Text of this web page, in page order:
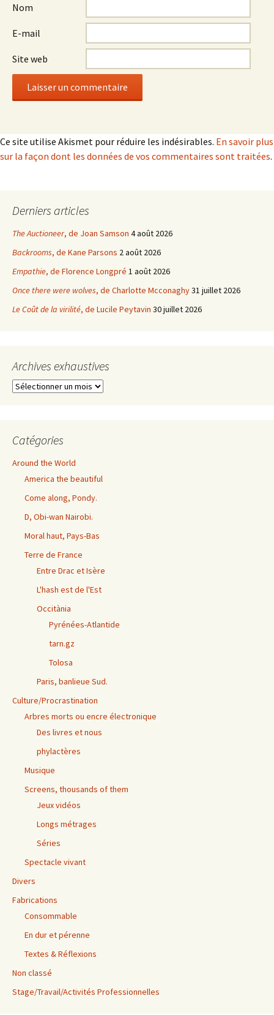
Nom
E-mail
Site web
Ce site utilise Akismet pour réduire les indésirables. En savoir plus
sur la façon dont les données de vos commentaires sont traitées.
Derniers articles
The Auctioneer, de Joan Samson 4 août 2026
Backrooms, de Kane Parsons 2 août 2026
Empathie, de Florence Longpré 1 août 2026
Once there were wolves, de Charlotte Mcconaghy31 juillet 2026
Le Coût de la virilité, de Lucile Peytavin 30 juillet 2026
Archives exhaustives
Archives
Catégories
Around the World
America the beautiful
Come along, Pondy.
D, Obi-wan Nairobi.
Moral haut, Pays-Bas
Terre de France
Entre Drac et Isère
L'hash est de l'Est
Occitània
Pyrénées-Atlantide
tarn.gz
Tolosa
Paris, banlieue Sud.
Culture/Procrastination
Arbres morts ou encre électronique
Des livres et nous
phylactères
Musique
Screens, thousands of them
Jeux vidéos
Longs métrages
Séries
Spectacle vivant
Divers
Fabrications
Consommable
En dur et pérenne
Textes & Réflexions
Non classé
Stage/Travail/Activités Professionnelles